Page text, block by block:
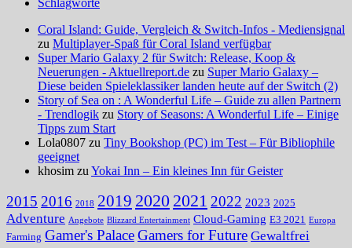
Coral Island: Guide, Vergleich & Switch-Infos - Mediensignal
zu Multiplayer-Spaß für Coral Island verfügbar
Super Mario Galaxy 2 für Switch: Release, Koop &
Neuerungen - Aktuellreport.de zu Super Mario Galaxy –
Diese beiden Spieleklassiker landen heute auf der Switch (2)
Story of Sea on : A Wonderful Life – Guide zu allen Partnern
- Trendlogik zu Story of Seasons: A Wonderful Life – Einige
Tipps zum Start
Lola0807 zu Tiny Bookshop (PC) im Test – Für Bibliophile
geeignet
khosim zu Yokai Inn – Ein kleines Inn für Geister
2015 2016 2018 2019 2020 2021 2022 2023 2025
Adventure Angebote Blizzard Entertainment Cloud-Gaming E3 2021 Europa
Farming Gamer's PalaceGamers for Future Gewaltfrei